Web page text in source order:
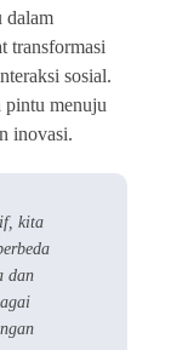
dalam
transformasi
sosial.
pintu menuju
inovasi.
kita
dan